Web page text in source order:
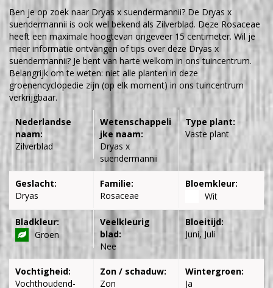
Ben je op zoek naar Dryas x suendermannii? De Dryas x
suendermannii is ook wel bekend als Zilverblad. Deze Rosaceae
heeft een maximale hoogtevan ongeveer 15 centimeter. Wil je
meer informatie ontvangen of tips over deze Dryas x
suendermannii? Je bent van harte welkom in ons tuincentrum.
Belangrijk om te weten: niet alle planten in deze
groenencyclopedie zijn (op elk moment) in ons tuincentrum
verkrijgbaar.
Nederlandse
naam:
Zilverblad
Wetenschappeli
jke naam:
Dryas x
suendermannii
Type plant:
Vaste plant
Geslacht:
Dryas
Familie:
Rosaceae
Bloemkleur:
Wit
Bladkleur:
Groen
Veelkleurig
blad:
Nee
Bloeitijd:
Juni, Juli
Vochtigheid:
Vochthoudend-
Zon / schaduw:
Zon
Wintergroen:
Ja